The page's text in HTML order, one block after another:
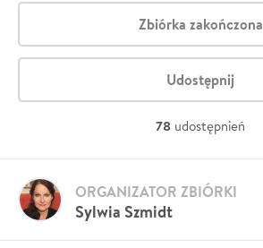
Zbiórka zakończona
Udostępnij
78 udostępnień
Sylwia Szmidt
ORGANIZATOR ZBIÓRKI